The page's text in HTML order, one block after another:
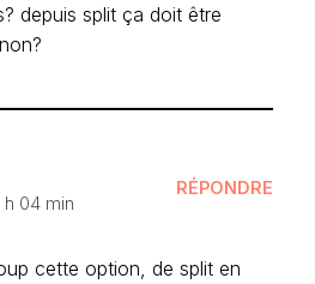
depuis split ça doit être
h 04 min
RÉPONDRE
cette option, de split en